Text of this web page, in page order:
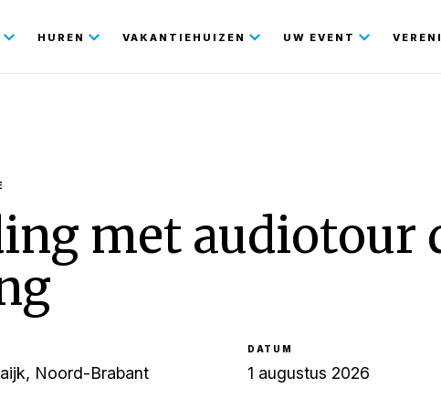
HUREN VAKANTIEHUIZEN UW EVENT
met audiotour
Noord-Brabant
DATUM
1 augustus 2026